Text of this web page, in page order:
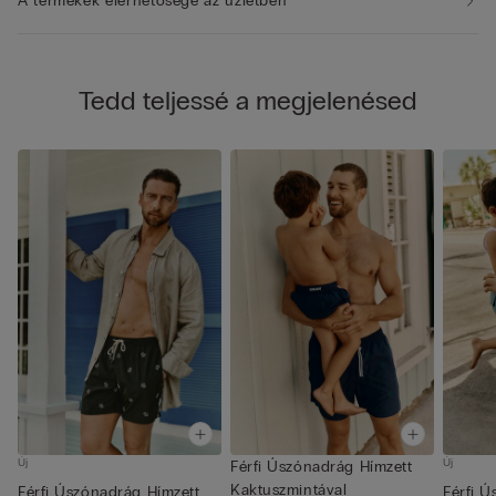
Tedd teljessé a megjelenésed
Új
Férfi Úszónadrág Hímzett
Férfi Úszónadrág Hímzett
Kaktuszmintával
Új
Férfi